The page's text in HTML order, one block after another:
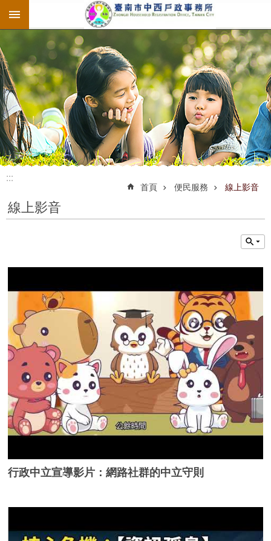
跳到主要內容區塊
:::
:::
首頁 便民服務 線上影音
線上影音
行政中立宣導影片：網路社群的中立守則